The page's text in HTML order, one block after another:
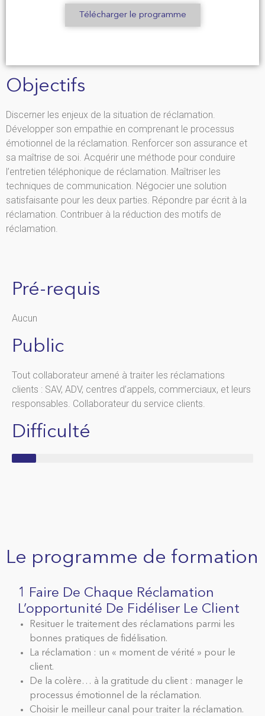
Télécharger le programme
Objectifs
Discerner les enjeux de la situation de réclamation.
Développer son empathie en comprenant le processus
émotionnel de la réclamation. Renforcer son assurance et
sa maîtrise de soi. Acquérir une méthode pour conduire
l’entretien téléphonique de réclamation. Maîtriser les
techniques de communication. Négocier une solution
satisfaisante pour les deux parties. Répondre par écrit à la
réclamation. Contribuer à la réduction des motifs de
réclamation.
Pré-requis
Aucun
Public
Tout collaborateur amené à traiter les réclamations
clients : SAV, ADV, centres d’appels, commerciaux, et leurs
responsables. Collaborateur du service clients.
Difficulté
Le programme de formation
1 Faire De Chaque Réclamation
L’opportunité De Fidéliser Le Client
Resituer le traitement des réclamations parmi les
bonnes pratiques de fidélisation.
La réclamation : un « moment de vérité » pour le
client.
De la colère… à la gratitude du client : manager le
processus émotionnel de la réclamation.
Choisir le meilleur canal pour traiter la réclamation.